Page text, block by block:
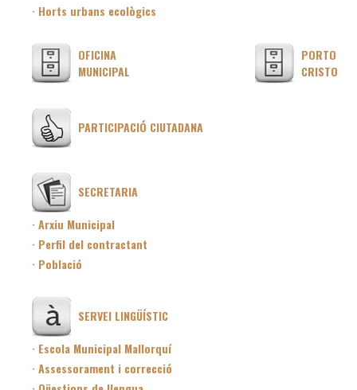
· Horts urbans ecològics
OFICINA
MUNICIPAL
PORTO
CRISTO
PARTICIPACIÓ CIUTADANA
SECRETARIA
· Arxiu Municipal
· Perfil del contractant
· Població
SERVEI LINGÜÍSTIC
· Escola Municipal Mallorquí
· Assessorament i correcció